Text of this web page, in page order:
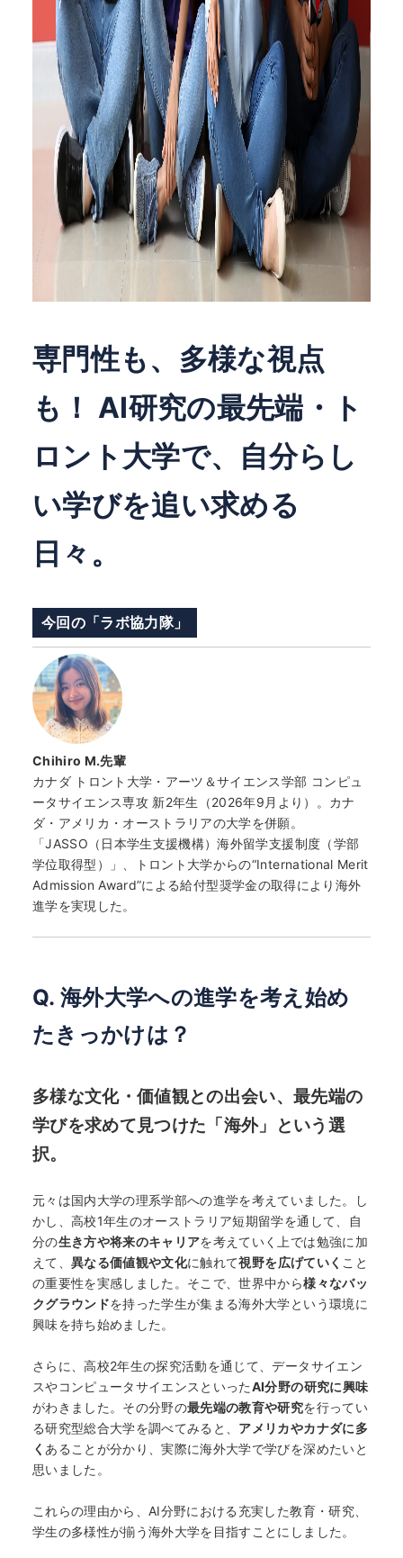
専門性も、多様な視点
も！ AI研究の最先端・ト
ロント大学で、自分らし
い学びを追い求める
日々。
今回の「ラボ協力隊」
Chihiro M.先輩
カナダ トロント大学・アーツ＆サイエンス学部 コンピュ
ータサイエンス専攻 新2年生（2026年9月より）。カナ
ダ・アメリカ・オーストラリアの大学を併願。
「JASSO（日本学生支援機構）海外留学支援制度（学部
学位取得型）」、トロント大学からの“International Merit
Admission Award”による給付型奨学金の取得により海外
進学を実現した。
Q. 海外大学への進学を考え始め
たきっかけは？
多様な文化・価値観との出会い、最先端の
学びを求めて見つけた「海外」という選
択。
元々は国内大学の理系学部への進学を考えていました。し
かし、高校1年生のオーストラリア短期留学を通して、自
分の生き方や将来のキャリアを考えていく上では勉強に加
えて、 異なる価値観や文化に触れて視野を広げていく こと
の重要性を実感しました。そこで、世界中から様々なバッ
クグラウンドを持った学生が集まる海外大学という環境に
興味を持ち始めました。
さらに、高校2年生の探究活動を通じて、データサイエン
スやコンピュータサイエンスといったAI分野の研究に興味
がわきました。その分野の最先端の教育や研究を行ってい
る研究型総合大学を調べてみると、 アメリカやカナダに多
く あることが分かり、実際に海外大学で学びを深めたいと
思いました。
これらの理由から、AI分野における充実した教育・研究、
学生の多様性が揃う海外大学を目指すことにしました。